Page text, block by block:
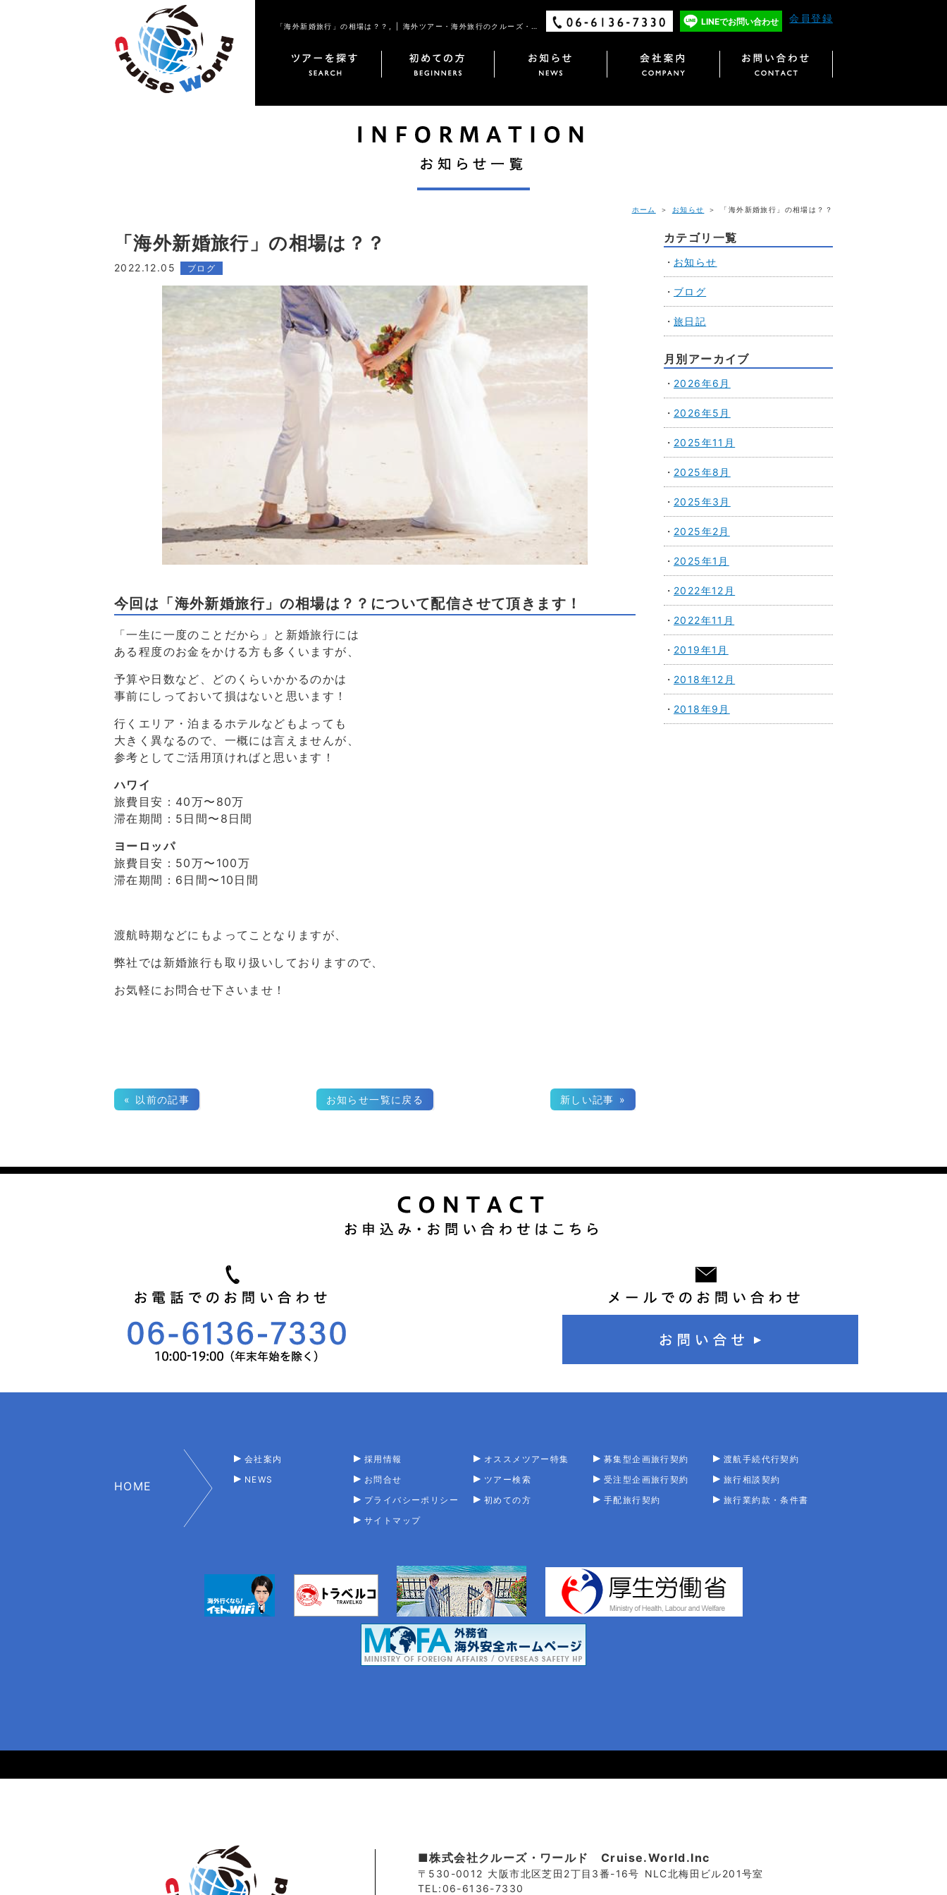
「海外新婚旅行」の相場は？？, | 海外ツアー・海外旅行のクルーズ・ワールド LINEでお問い合わせ 会員登録
ホーム ＞ お知らせ ＞ 「海外新婚旅行」の相場は？？
「海外新婚旅行」の相場は？？
2022.12.05 ブログ
今回は「海外新婚旅行」の相場は？？について配信させて頂きます！
「一生に一度のことだから」と新婚旅行には
ある程度のお金をかける方も多くいますが、
予算や日数など、どのくらいかかるのかは
事前にしっておいて損はないと思います！
行くエリア・泊まるホテルなどもよっても
大きく異なるので、一概には言えませんが、
参考としてご活用頂ければと思います！
ハワイ
旅費目安：40万〜80万
滞在期間：5日間〜8日間
ヨーロッパ
旅費目安：50万〜100万
滞在期間：6日間〜10日間
渡航時期などにもよってことなりますが、
弊社では新婚旅行も取り扱いしておりますので、
お気軽にお問合せ下さいませ！
« 以前の記事 お知らせ一覧に戻る 新しい記事 »
カテゴリ一覧
お知らせ
ブログ
旅日記
月別アーカイブ
2026年6月
2026年5月
2025年11月
2025年8月
2025年3月
2025年2月
2025年1月
2022年12月
2022年11月
2019年1月
2018年12月
2018年9月
HOME
会社案内
NEWS
採用情報
お問合せ
プライバシーポリシー
サイトマップ
オススメツアー特集
ツアー検索
初めての方
募集型企画旅行契約
受注型企画旅行契約
手配旅行契約
渡航手続代行契約
旅行相談契約
旅行業約款・条件書
■株式会社クルーズ・ワールド Cruise.World.Inc
〒530-0012 大阪市北区芝田2丁目3番-16号 NLC北梅田ビル201号室
TEL:06-6136-7330